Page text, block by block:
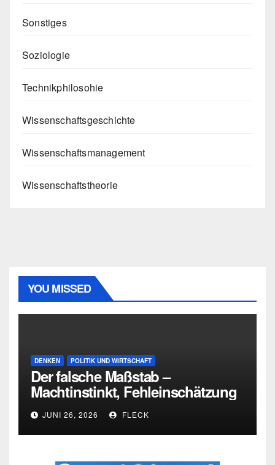
Sonstiges
Soziologie
Technikphilosohie
Wissenschaftsgeschichte
Wissenschaftsmanagement
Wissenschaftstheorie
YOU MISSED
DENKEN POLITIK UND WIRTSCHAFT
Der falsche Maßstab –
Machtinstinkt, Fehleinschätzung
und die Grenzen intellektueller
Urteilskraft
JUNI 26, 2026 FLECK